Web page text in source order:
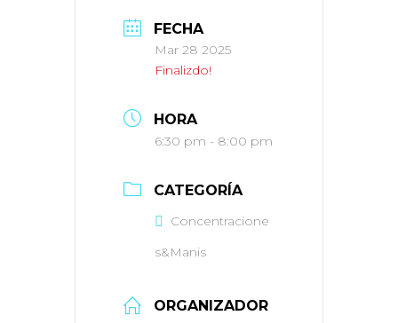
FECHA
Mar 28 2025
Finalizdo!
HORA
6:30 pm - 8:00 pm
CATEGORÍA
Concentracione
s&Manis
ORGANIZADOR